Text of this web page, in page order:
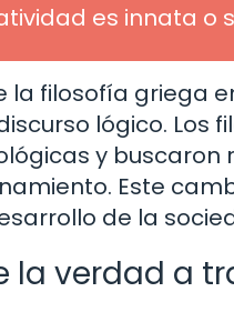
es innata o
la filosofía griega
lógico.
y
Este
de la
la verdad a